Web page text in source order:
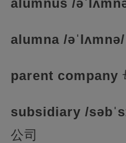
alumnus /
alumna /əˈlʌmnə/
parent company
subsidiary /
公司